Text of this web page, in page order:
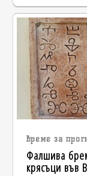
време за
Фалшива
крясъци във